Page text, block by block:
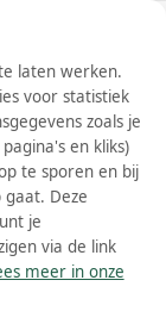
Alle filters
laten werken.
voor statistiek
zoals je
en kliks)
te sporen en bij
Deze
je
via de link
meer in onze